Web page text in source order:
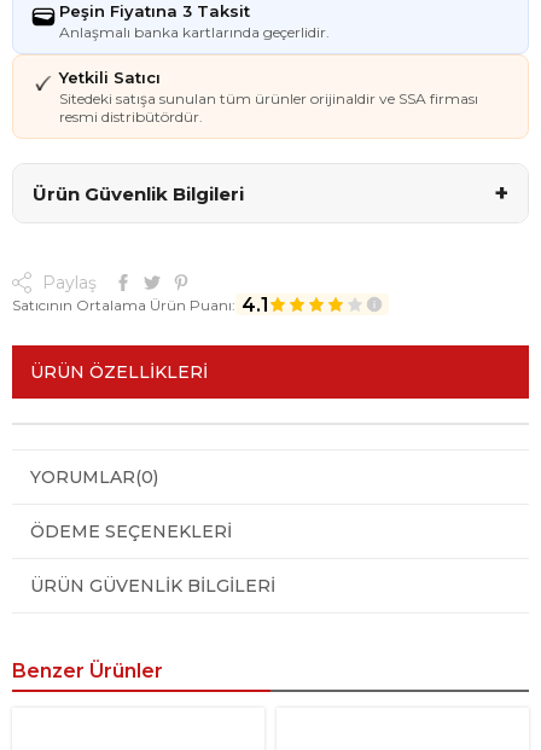
Peşin Fiyatına 3 Taksit
Anlaşmalı banka kartlarında geçerlidir.
Yetkili Satıcı
Sitedeki satışa sunulan tüm ürünler orijinaldir ve SSA firması
resmi distribütördür.
Ürün Güvenlik Bilgileri +
Paylaş
Satıcının Ortalama Ürün Puanı: 4.1
ÜRÜN ÖZELLIKLERI
YORUMLAR(0)
ÖDEME SEÇENEKLERI
ÜRÜN GÜVENLIK BILGILERI
Benzer Ürünler